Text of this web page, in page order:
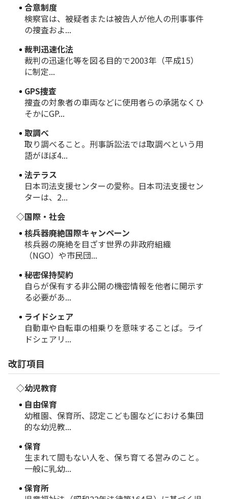
合意制度
検察官は、被疑者または被告人が他人の刑事事件
の捜査およ...
裁判迅速化法
裁判の迅速化等を図る目的で2003年（平成15）
に制定...
GPS捜査
捜査の対象者の車両などに使用者らの承諾なくひ
そかにGP...
取調べ
取り調べること。刑事訴訟法では取調べという用
語がほぼ4...
法テラス
日本司法支援センターの愛称。日本司法支援セン
ターは、2...
◇国際・社会
核兵器廃絶国際キャンペーン
核兵器の廃絶を目ざす世界の非政府組織
（NGO）や市民団...
秘密保持契約
自らが保有する非公開の機密情報を他者に開示す
る必要があ...
ライドシェア
自動車や自転車の相乗りを意味することば。ライ
ドシェアリ...
改訂項目
◇幼児教育
自由保育
幼稚園、保育所、認定こども園などにおける集団
的な幼児教...
保育
生まれて間もない人を、保ち育てる営みのこと。
一般に乳幼...
保育所